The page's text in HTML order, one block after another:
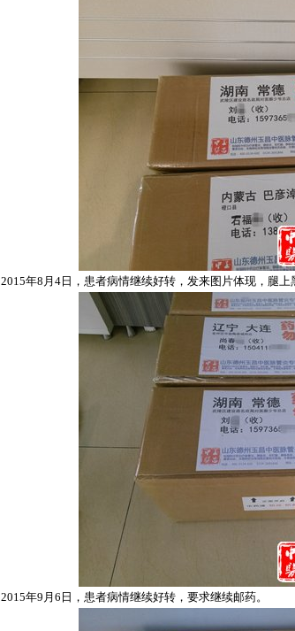
2015年8月4日，患者病情继续好转，发来图片体现，腿
2015年9月6日，患者病情继续好转，要求继续邮药。